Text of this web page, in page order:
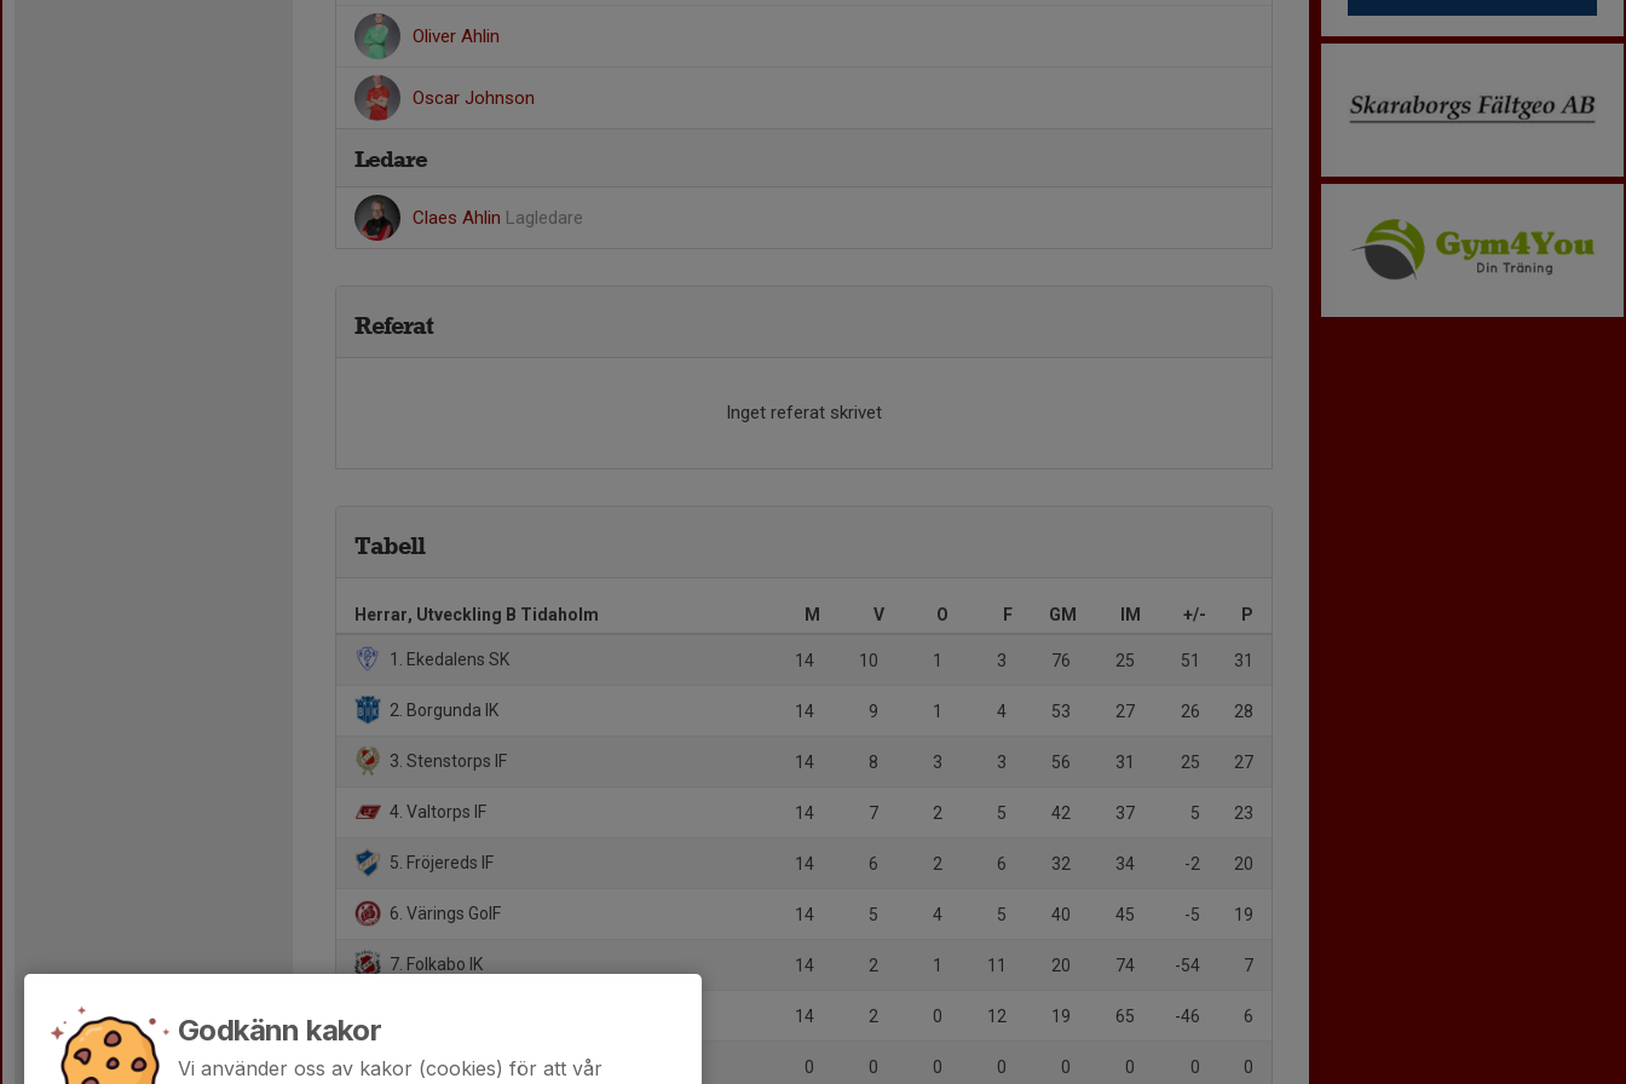
Oliver Ahlin
Oscar Johnson
Ledare
Claes Ahlin Lagledare
Referat
Inget referat skrivet
Tabell
Herrar, Utveckling B Tidaholm M V O F GM IM +/- P
1. Ekedalens SK 14 10 1 3 76 25 51 31
2. Borgunda IK 14 9 1 4 53 27 26 28
3. Stenstorps IF 14 8 3 3 56 31 25 27
4. Valtorps IF 14 7 2 5 42 37 5 23
5. Fröjereds IF 14 6 2 6 32 34 -2 20
6. Värings GoIF 14 5 4 5 40 45 -5 19
7. Folkabo IK 14 2 1 11 20 74 -54 7
14 2 0 12 19 65 -46 6
9. Norra Fågelås 0 0 0 0 0 0 0 0
Godkänn kakor
Vi använder oss av kakor (cookies) för att vår